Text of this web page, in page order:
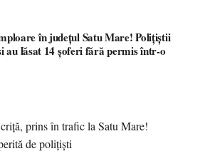
în județul Satu Mare! Polițiștii
au lăsat 14 șoferi fără permis într-o